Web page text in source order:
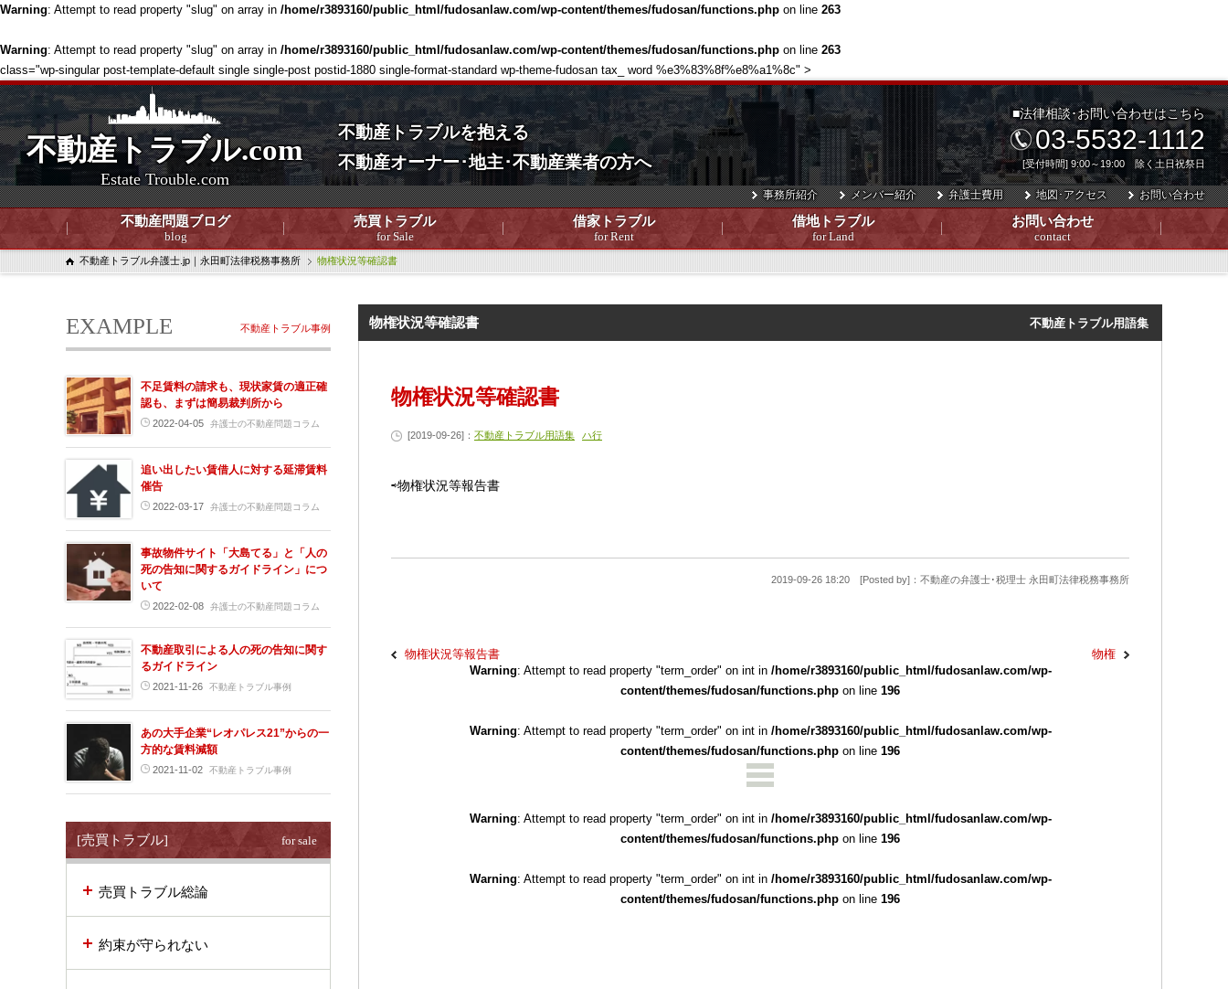
Warning: Attempt to read property "slug" on array in /home/r3893160/public_html/fudosanlaw.com/wp-content/themes/fudosan/functions.php on line 263
Warning: Attempt to read property "slug" on array in /home/r3893160/public_html/fudosanlaw.com/wp-content/themes/fudosan/functions.php on line 263
class="wp-singular post-template-default single single-post postid-1880 single-format-standard wp-theme-fudosan tax_ word %e3%83%8f%e8%a1%8c" >
不動産トラブル.com
Estate Trouble.com
不動産トラブルを抱える
不動産オーナー･地主･不動産業者の方へ
不動産問題ブログ
blog
売買トラブル
for Sale
借家トラブル
for Rent
借地トラブル
for Land
お問い合わせ
contact
事務所紹介 メンバー紹介 弁護士費用 地図･アクセス お問い合わせ
■法律相談･お問い合わせはこちら
03-5532-1112
[受付時間] 9:00～19:00 除く土日祝祭日
不動産トラブル弁護士.jp｜永田町法律税務事務所 物権状況等確認書
物権状況等確認書 不動産トラブル用語集
物権状況等確認書
[2019-09-26]： 不動産トラブル用語集 ハ行
⇨物権状況等報告書
2019-09-26 18:20 [Posted by]：不動産の弁護士･税理士 永田町法律税務事務所
Warning: Attempt to read property "term_order" on int in /home/r3893160/public_html/fudosanlaw.com/wp-
content/themes/fudosan/functions.php on line 196
Warning: Attempt to read property "term_order" on int in /home/r3893160/public_html/fudosanlaw.com/wp-
content/themes/fudosan/functions.php on line 196
物権状況等報告書
Warning: Attempt to read property "term_order" on int in /home/r3893160/public_html/fudosanlaw.com/wp-
content/themes/fudosan/functions.php on line 196
Warning: Attempt to read property "term_order" on int in /home/r3893160/public_html/fudosanlaw.com/wp-
content/themes/fudosan/functions.php on line 196
物権
不動産トラブル事例
EXAMPLE
不足賃料の請求も、現状家賃の適正確
認も、まずは簡易裁判所から
2022-04-05 弁護士の不動産問題コラム
追い出したい賃借人に対する延滞賃料
催告
2022-03-17 弁護士の不動産問題コラム
事故物件サイト「大島てる」と「人の
死の告知に関するガイドライン」につ
いて
2022-02-08 弁護士の不動産問題コラム
不動産取引による人の死の告知に関す
るガイドライン
2021-11-26 不動産トラブル事例
あの大手企業“レオパレス21”からの一
方的な賃料減額
2021-11-02 不動産トラブル事例
[売買トラブル] for sale
売買トラブル総論
約束が守られない